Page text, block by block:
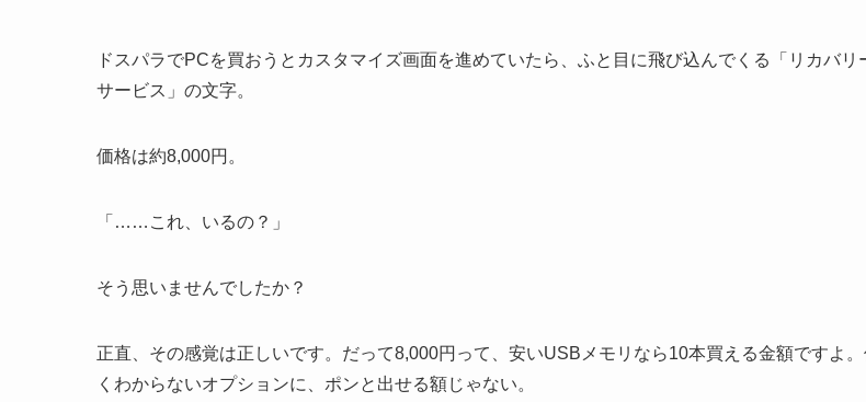
ドスパラでPCを買おうとカスタマイズ画面を進めていたら、ふと目に飛び込んでくる「リカバリ
サービス」の文字。
価格は約8,000円。
「……これ、いるの？」
そう思いませんでしたか？
正直、その感覚は正しいです。だって8,000円って、安いUSBメモリなら10本買える金額ですよ
くわからないオプションに、ポンと出せる額じゃない。